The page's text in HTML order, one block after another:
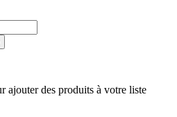
ajouter des produits à votre liste